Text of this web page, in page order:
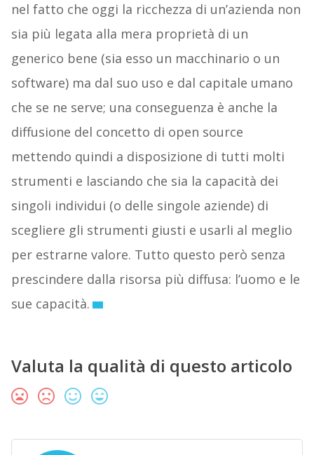
nel fatto che oggi la ricchezza di un’azienda non
sia più legata alla mera proprietà di un
generico bene (sia esso un macchinario o un
software) ma dal suo uso e dal capitale umano
che se ne serve; una conseguenza è anche la
diffusione del concetto di open source
mettendo quindi a disposizione di tutti molti
strumenti e lasciando che sia la capacità dei
singoli individui (o delle singole aziende) di
scegliere gli strumenti giusti e usarli al meglio
per estrarne valore. Tutto questo però senza
prescindere dalla risorsa più diffusa: l’uomo e le
sue capacità.
Valuta la qualità di questo articolo